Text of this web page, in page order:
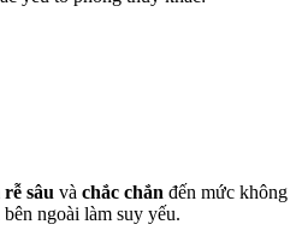
sâu và chắc chắn đến mức không
ngoài làm suy yếu.